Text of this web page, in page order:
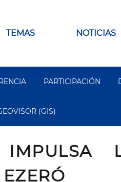
TEMAS NOTICIAS
PARTICIPACIÓN
(GIS)